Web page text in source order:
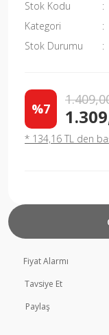
Stok Kodu
Kategori
Stok Durumu
%7
* 134,16 TL den
Fiyat Alarmı
Tavsiye Et
Paylaş